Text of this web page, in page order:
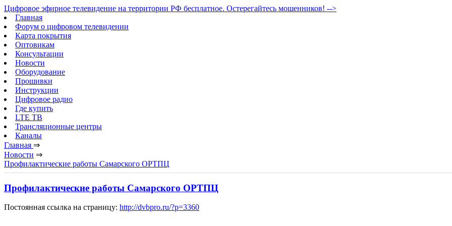
Цифровое эфирное телевидение на территории РФ бесплатное. Остерегайтесь мошенников! -->
Главная
Форум о цифровом телевидении
Карта покрытия
Оптовикам
Консультации
Новости
Оборудование
Прошивки
Инструкции
Цифровое радио
Где купить
LTE ТВ
Трансляционные центры
Каналы
Главная ⇒
Новости ⇒
Профилактические работы Самарского ОРТПЦ
Профилактические работы Самарского ОРТПЦ
Постоянная ссылка на страницу: http://dvbpro.ru/?p=3360